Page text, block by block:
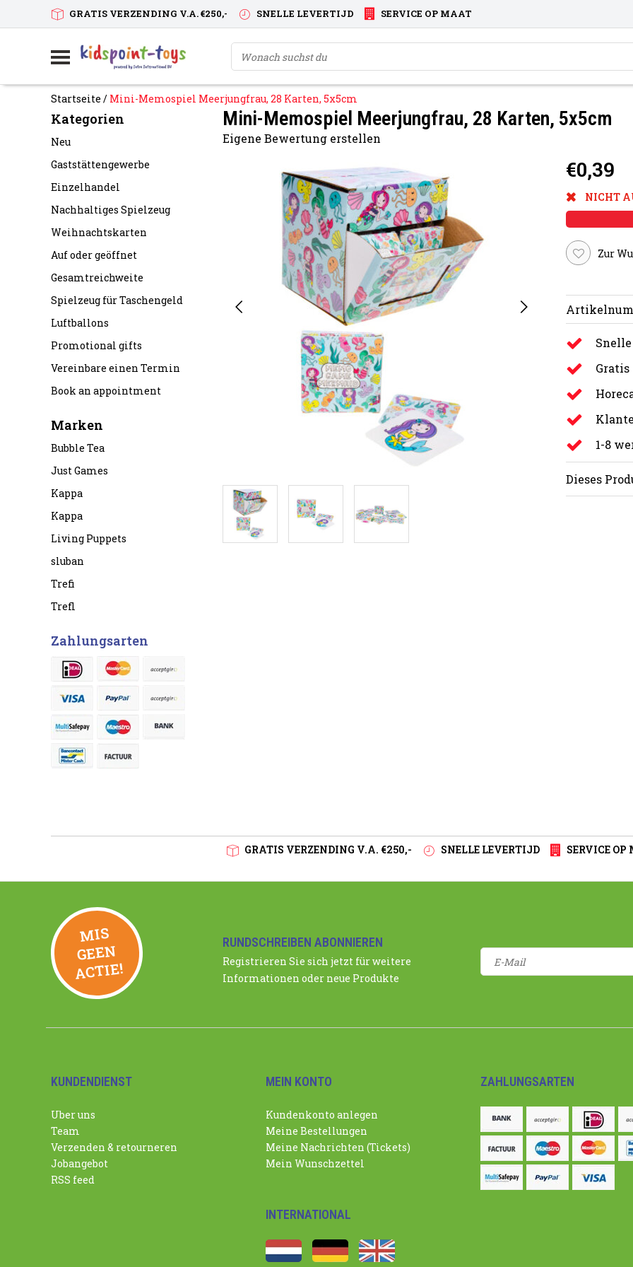
GRATIS VERZENDING V.A. €250,- SNELLE LEVERTIJD SERVICE OP MAAT
Startseite / Mini-Memospiel Meerjungfrau, 28 Karten, 5x5cm
Kategorien
Neu
Gaststättengewerbe
Einzelhandel
Nachhaltiges Spielzeug
Weihnachtskarten
Auf oder geöffnet
Gesamtreichweite
Spielzeug für Taschengeld
Luftballons
Promotional gifts
Vereinbare einen Termin
Book an appointment
Marken
Bubble Tea
Just Games
Kappa
Kappa
Living Puppets
sluban
Trefi
Trefl
Zahlungsarten
Mini-Memospiel Meerjungfrau, 28 Karten, 5x5cm
Eigene Bewertung erstellen
€0,39
NICHT
Zur
Gratis
1-8
Dieses
GRATIS VERZENDING V.A. €250,- SNELLE LEVERTIJD SERVICE OP
MIS
GEE
N
ACTIE!
RUNDSCHREIBEN ABONNIEREN
Registrieren Sie sich jetzt für weitere
Informationen oder neue Produkte
KUNDENDIENST
Uber uns
Team
Verzenden & retourneren
Jobangebot
RSS feed
MEIN KONTO
Kundenkonto anlegen
Meine Bestellungen
Meine Nachrichten (Tickets)
Mein Wunschzettel
INTERNATIONAL
ZAHLUNGSARTEN